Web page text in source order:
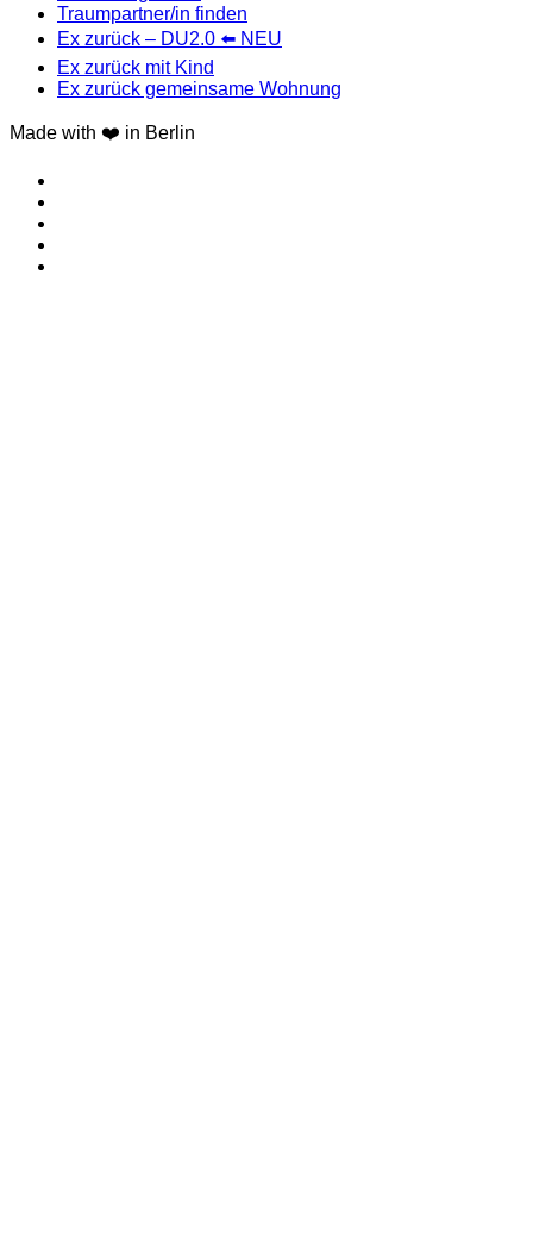
Traumpartner/in finden
Ex zurück – DU2.0 ⬅️ NEU
Ex zurück mit Kind
Ex zurück gemeinsame Wohnung
Made with ❤️ in Berlin